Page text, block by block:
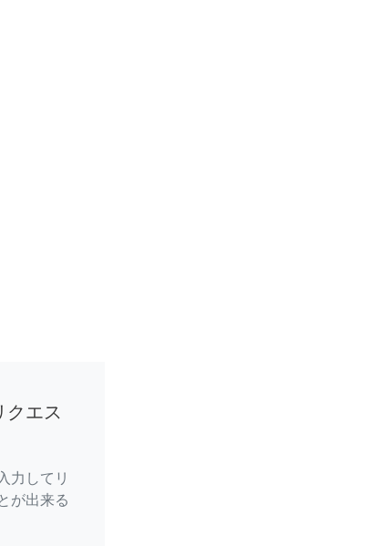
クエス
力してリ
が出来る